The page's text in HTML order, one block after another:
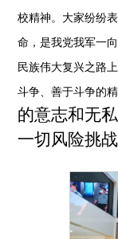
校精神。大家纷纷
命，是我党我军一
民族伟大复兴之路
斗争、善于斗争的
的意志和无
一切风险挑战